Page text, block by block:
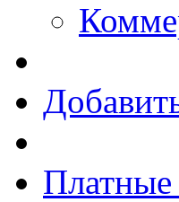
Платные